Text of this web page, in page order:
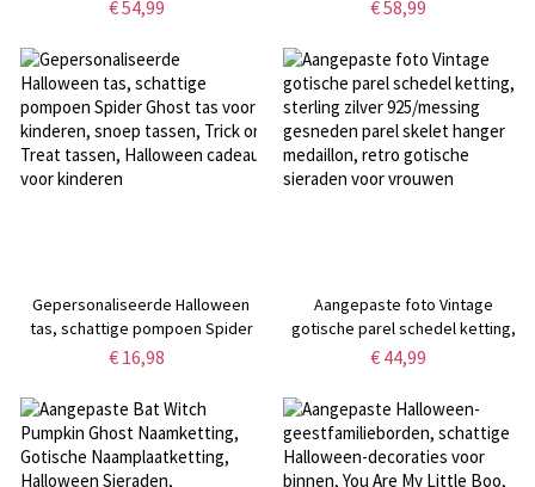
gotische donkere sieraden voor
haar, wees mijn koningin
€ 54,99
schedel sieraden cadeaus voor
meisjes/vrouwen
€ 58,99
Gepersonaliseerde Halloween
tas, schattige pompoen Spider
Ghost tas voor kinderen, snoep
Halloween cadeau voor kinderen
€ 16,98
Aangepaste foto Vintage
gotische parel schedel ketting,
sterling zilver 925/messing
medaillon, retro gotische
sieraden voor vrouwen
€ 44,99